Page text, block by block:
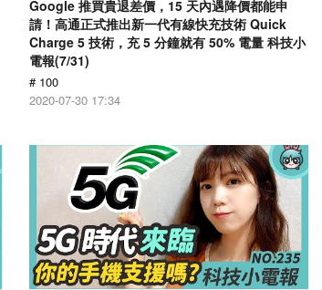
Google 推買貴退差價，15 天內遇降價都能申
請！高通正式推出新一代有線快充技術 Quick
Charge 5 技術，充 5 分鐘就有 50% 電量 科技小
電報(7/31)
# 100
2020-07-30 17:34